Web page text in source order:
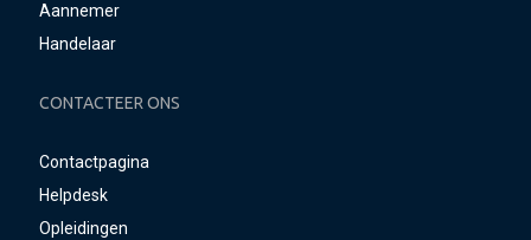
Aannemer
Handelaar
CONTACTEER ONS
Contactpagina
Helpdesk
Opleidingen